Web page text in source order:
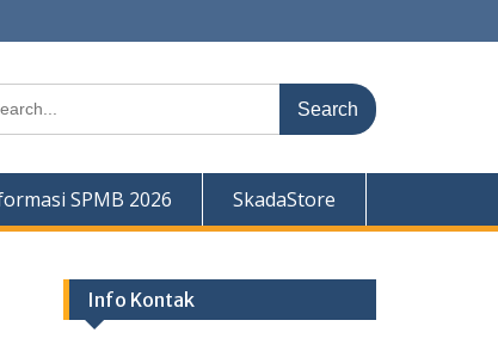
SPMB 2026 SkadaStore
Info Kontak